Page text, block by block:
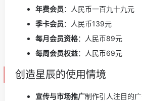
年费会员：人民币一百九十九元
季卡会员：人民币139元
每月会员资格：人民币89元
每周会员权益：人民币69元
创造星辰的使用情境
宣传与市场推广制作引人注目的